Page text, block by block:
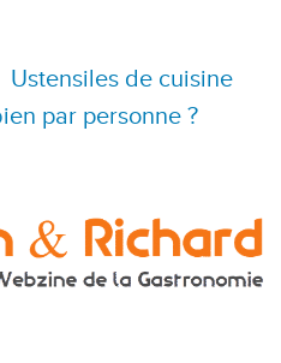
Ustensiles de cuisine
par personne ?